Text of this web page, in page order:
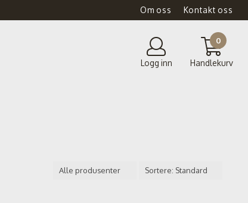
Om oss Kontakt oss
Logg inn
0
Handlekurv